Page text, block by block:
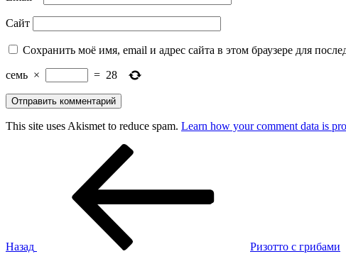
Сайт
Сохранить моё имя, email и адрес сайта в этом браузере для
семь × = 28
This site uses Akismet to reduce spam. Learn how your comment data is
Назад Ризотто с грибами